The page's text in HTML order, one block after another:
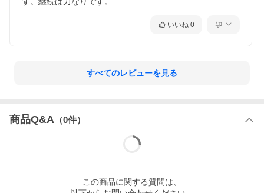
いいね 0
すべてのレビューを見る
商品Q&A （0件）
この商品に関する質問は、